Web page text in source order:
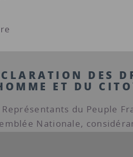
DES
ET DU
Représentants du Peuple
Nationale,